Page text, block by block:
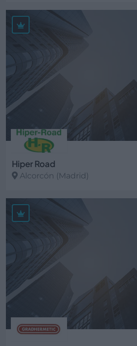
Ver más
Hiper Road
Alcorcón (Madrid)
Ver más